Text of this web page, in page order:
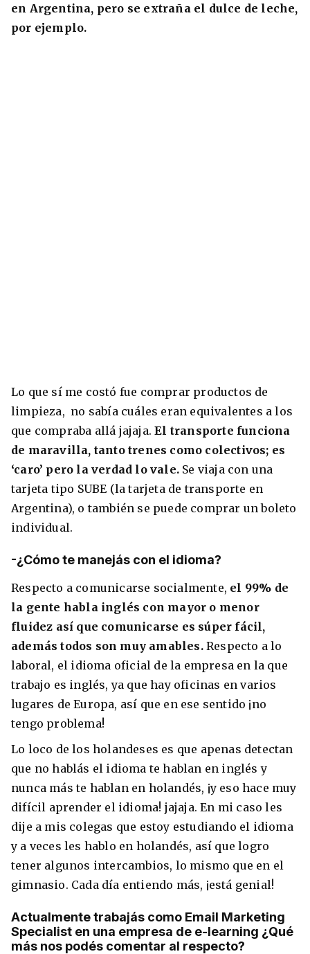
en Argentina, pero se extraña el dulce de leche,
por ejemplo.
Lo que sí me costó fue comprar productos de
limpieza, no sabía cuáles eran equivalentes a los
que compraba allá jajaja.El transporte funciona
de maravilla, tanto trenes como colectivos; es
‘caro’ pero la verdad lo vale. Se viaja con una
tarjeta tipo SUBE (la tarjeta de transporte en
Argentina), o también se puede comprar un boleto
individual.
-¿Cómo te manejás con el idioma?
Respecto a comunicarse socialmente, el 99% de
la gente habla inglés con mayor o menor
fluidez así que comunicarse es súper fácil,
además todos son muy amables.Respecto a lo
laboral, el idioma oficial de la empresa en la que
trabajo es inglés, ya que hay oficinas en varios
lugares de Europa, así que en ese sentido ¡no
tengo problema!
Lo loco de los holandeses es que apenas detectan
que no hablás el idioma te hablan en inglés y
nunca más te hablan en holandés, ¡y eso hace muy
difícil aprender el idioma! jajaja. En mi caso les
dije a mis colegas que estoy estudiando el idioma
y a veces les hablo en holandés, así que logro
tener algunos intercambios, lo mismo que en el
gimnasio. Cada día entiendo más, ¡está genial!
Actualmente trabajás como Email Marketing
Specialist en una empresa de e-learning ¿Qué
más nos podés comentar al respecto?